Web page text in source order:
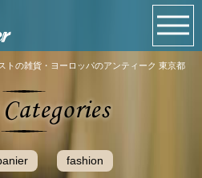
トの雑貨・ヨーロッパのアンティーク 東京都
fashion